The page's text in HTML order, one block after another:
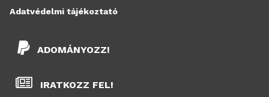
ADOMÁNYOZZ!
IRATKOZZ FEL!
Adatvédelmi tájékoztató